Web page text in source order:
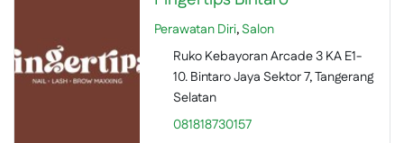
Perawatan Diri,Salon
Ruko Kebayoran Arcade 3 KA E1-
10. Bintaro Jaya Sektor 7, Tangerang
Selatan
081818730157